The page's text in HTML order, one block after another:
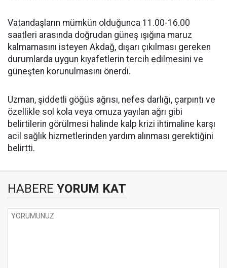
Vatandaşların mümkün olduğunca 11.00-16.00
saatleri arasında doğrudan güneş ışığına maruz
kalmamasını isteyen Akdağ, dışarı çıkılması gereken
durumlarda uygun kıyafetlerin tercih edilmesini ve
güneşten korunulmasını önerdi.
Uzman, şiddetli göğüs ağrısı, nefes darlığı, çarpıntı ve
özellikle sol kola veya omuza yayılan ağrı gibi
belirtilerin görülmesi halinde kalp krizi ihtimaline karşı
acil sağlık hizmetlerinden yardım alınması gerektiğini
belirtti.
HABERE YORUM KAT